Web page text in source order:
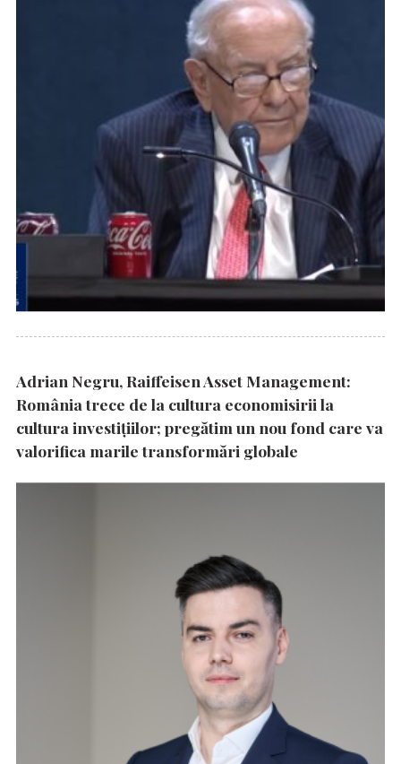
Adrian Negru, Raiffeisen Asset Management:
România trece de la cultura economisirii la
cultura investițiilor; pregătim un nou fond care va
valorifica marile transformări globale